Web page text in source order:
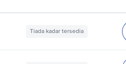
Tiada kadar tersedia